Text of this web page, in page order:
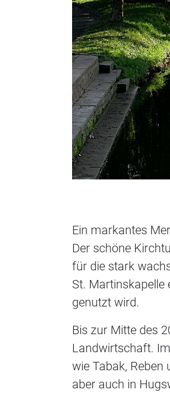
Ein markantes
Der schöne
für die stark
St.
genutzt wird.
Bis zur Mitte des
Landwirtschaft.
wie Tabak,
aber auch in